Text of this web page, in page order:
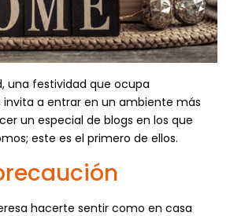
una festividad que ocupa
a entrar en un ambiente más
un especial de blogs en los que
este es el primero de ellos.
hacerte sentir como en casa